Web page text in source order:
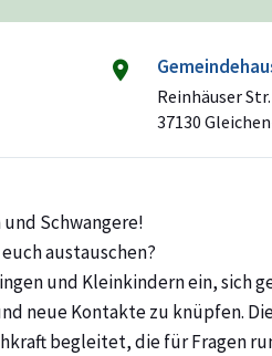
Reinhäuser
37130
Schwangere!
austauschen?
und Kleinkindern ein, sich
neue Kontakte zu knüpfen.
begleitet, die für Fragen